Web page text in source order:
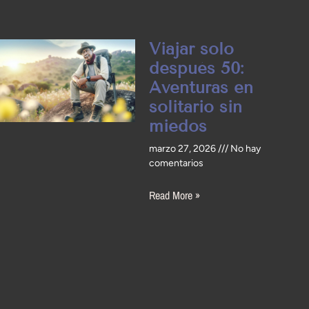
Viajar solo
después 50:
Aventuras en
solitario sin
miedos
marzo 27, 2026
No hay
comentarios
Read More »